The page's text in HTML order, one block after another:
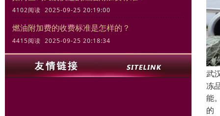
4102阅读 2025-09-25 20:19:00
燃油附加费的收费标准是怎样的？
4415阅读 2025-09-25 20:18:34
武
冻
能
的